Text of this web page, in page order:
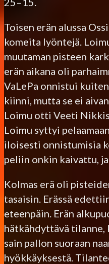
Toisen erän alussa
komeita lyöntejä.
muutaman pisteen
erän aikana oli
VaLePa onnistui
kiinni, mutta se ei
Loimu otti Veeti
Loimu syttyi
iloisesti onnistumisia
peliin onkin kaivattu,
Kolmas erä oli
tasaisin. Erässä
eteenpäin. Erän
hätkähdyttävä tilanne,
sain pallon suoraan
hyökkäyksestä.